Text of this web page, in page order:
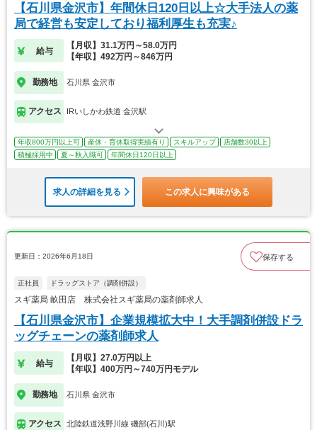
【石川県金沢市】年間休日120日以上☆大手法人の薬
局で経営も安定しており福利厚生も充実♪
給与
【月収】31.1万円～58.0万円
【年収】492万円～846万円
勤務地 石川県 金沢市
アクセス IRいしかわ鉄道 金沢駅
年収800万円以上可 産休・育休取得実績有り スキルアップ
店舗数30以上
積極採用中
夏～秋入職可 年間休日120日以上
求人の詳細を見る この求人に興味がある
更新日：2026年6月18日 保存する
正社員 ドラッグストア（調剤併設）
スギ薬局 畝田店 株式会社スギ薬局の薬剤師求人
【石川県金沢市】企業規模拡大中！大手調剤併設ドラ
ッグチェーンの薬剤師求人
給与
【月収】27.0万円以上
【年収】400万円～740万円モデル
勤務地 石川県 金沢市
アクセス 北陸鉄道浅野川線 磯部(石川)駅